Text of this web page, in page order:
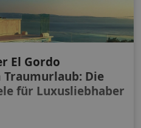
El Gordo
Die
für Luxusliebhaber